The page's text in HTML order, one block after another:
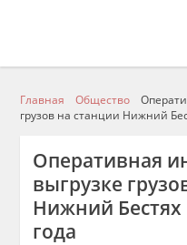
Главная Общество
грузов на станции Нижний
Оперативная
выгрузке
Нижний Бестях
года